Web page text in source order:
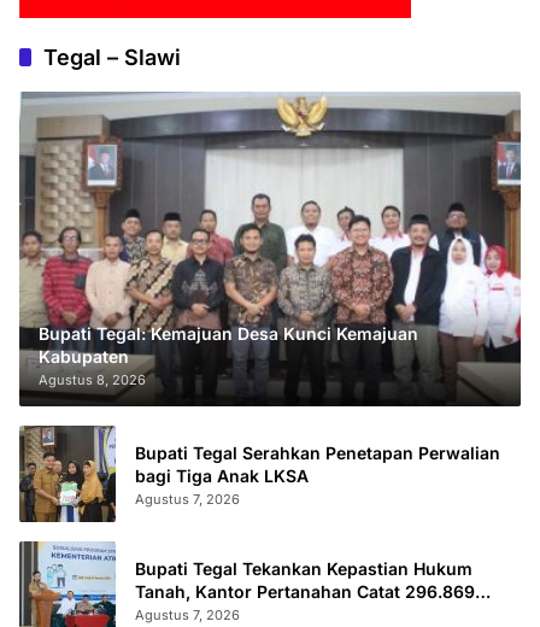
Tegal – Slawi
Bupati Tegal: Kemajuan Desa Kunci Kemajuan
Kabupaten
Agustus 8, 2026
Bupati Tegal Serahkan Penetapan Perwalian
bagi Tiga Anak LKSA
Agustus 7, 2026
Bupati Tegal Tekankan Kepastian Hukum
Tanah, Kantor Pertanahan Catat 296.869
Sertifikat Terbit
Agustus 7, 2026